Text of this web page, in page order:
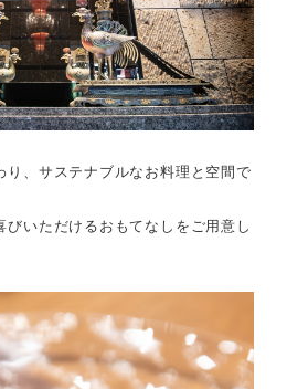
り、サステナブルなお料理と空間で
びいただけるおもてなしをご用意し